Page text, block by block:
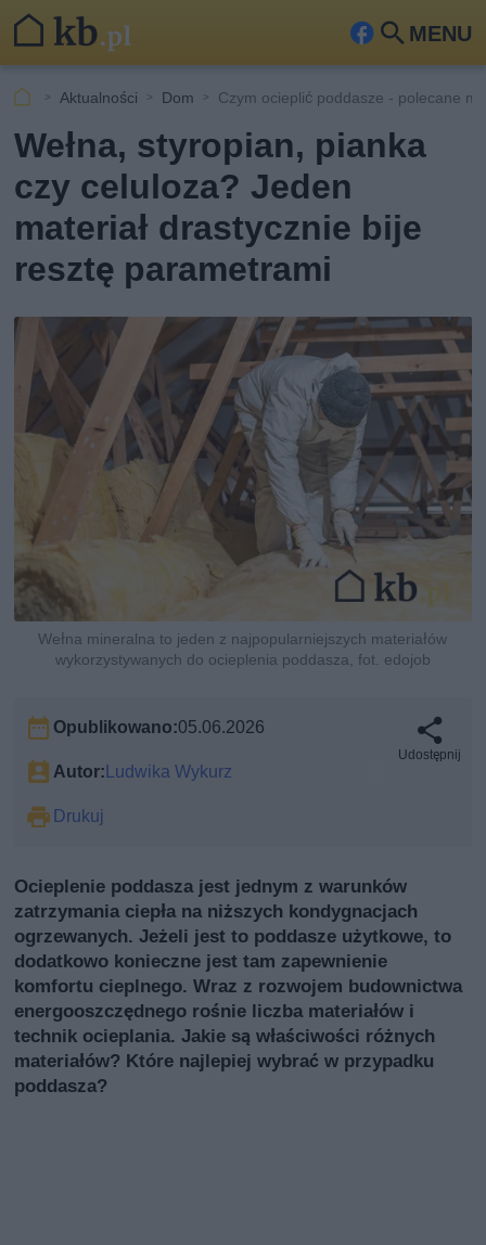
MENU
Fa
ook
Szu
Aktualności Dom Czym ocieplić poddasze - polecane
Wełna, styropian, pianka
czy celuloza? Jeden
materiał drastycznie bije
resztę parametrami
Wełna mineralna to jeden z najpopularniejszych materiałów
wykorzystywanych do ocieplenia poddasza, fot. edojob
Opublikowano:05.06.2026
Autor:Ludwika Wykurz
Drukuj
Udostępnij
Ocieplenie poddasza jest jednym z warunków
zatrzymania ciepła na niższych kondygnacjach
ogrzewanych. Jeżeli jest to poddasze użytkowe, to
dodatkowo konieczne jest tam zapewnienie
komfortu cieplnego. Wraz z rozwojem budownictwa
energooszczędnego rośnie liczba materiałów i
technik ocieplania. Jakie są właściwości różnych
materiałów? Które najlepiej wybrać w przypadku
poddasza?